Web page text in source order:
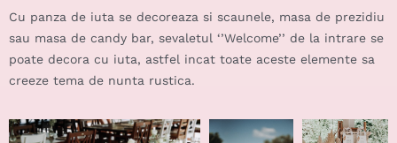
Cu panza de iuta se decoreaza si scaunele, masa de prezidiu
sau masa de candy bar, sevaletul ‘’Welcome’’ de la intrare se
poate decora cu iuta, astfel incat toate aceste elemente sa
creeze tema de nunta rustica.